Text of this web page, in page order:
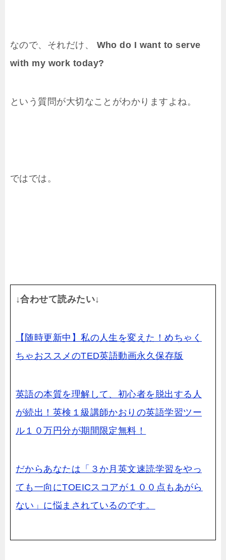
なので、それだけ、
Who do I want to serve
with my work today?
という質問が大切なことがわかりますよね。
ではでは。
↓合わせて読みたい↓
【随時更新中】私の人生を変えた！めちゃく
ちゃおススメのTED英語動画永久保存版
英語の本質を理解して、初心者を脱出する人
が続出！英検１級講師かおりの英語学習ツー
ル１０万円分が期間限定無料！
だからあなたは「３か月英文速読学習をやっ
ても一向にTOEICスコアが１００点もあがら
ない」に悩まされているのです。